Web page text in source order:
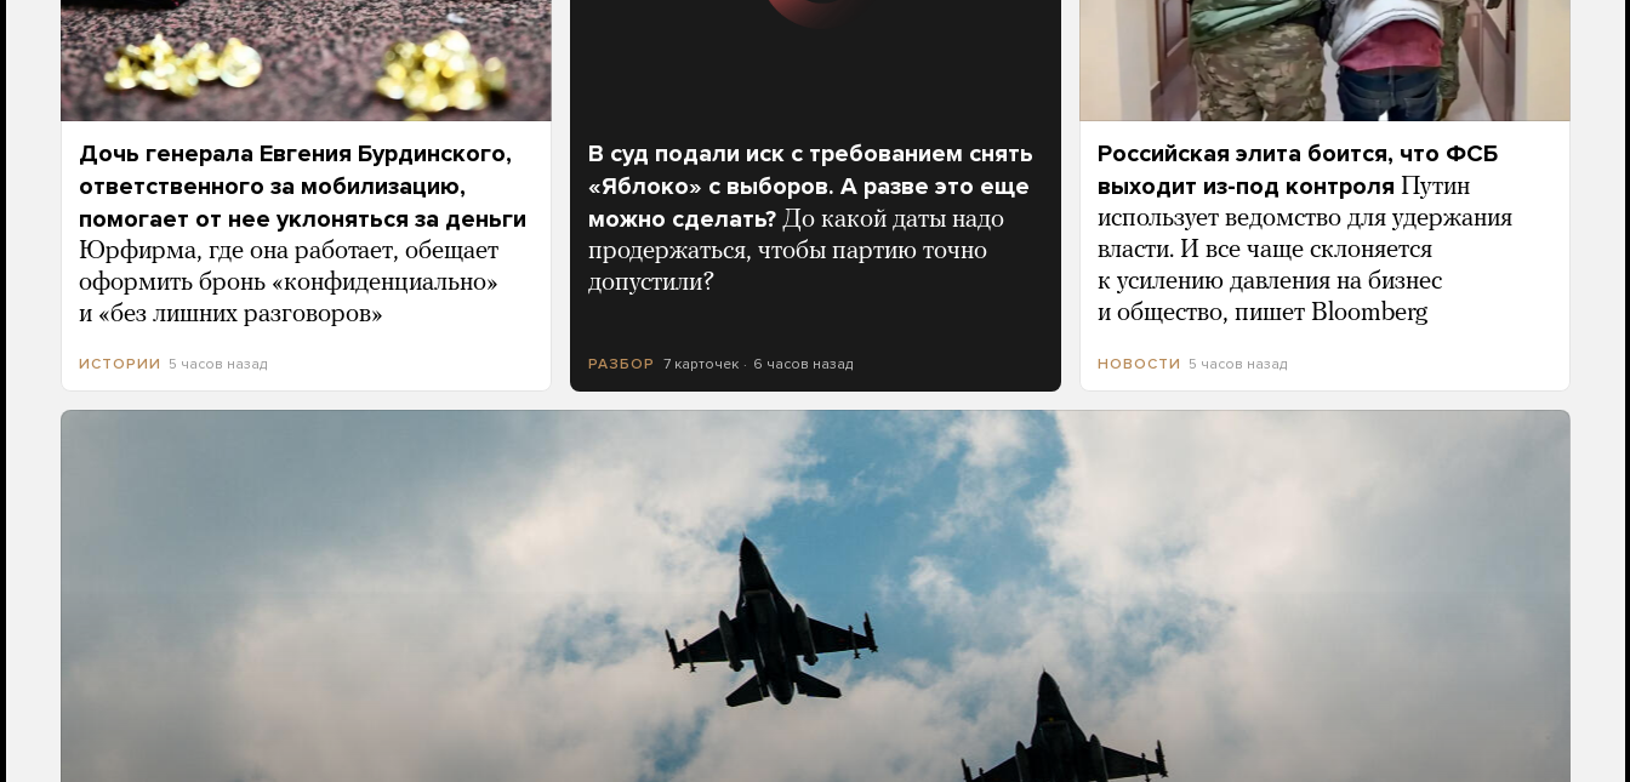
Дочь генерала Евгения Бурдинского,
ответственного за мобилизацию,
помогает от нее уклоняться за деньги
Юрфирма, где она работает, обещает
оформить бронь «конфиденциально»
и «без лишних разговоров»
ИСТОРИИ 5 часов назад
В суд подали иск с требованием снять
«Яблоко» с выборов. А разве это еще
можно сделать? До какой даты надо
продержаться, чтобы партию точно
допустили?
РАЗБОР 7 карточек 6 часов назад
Российская элита боится, что ФСБ
выходит из-под контроля Путин
использует ведомство для удержания
власти. И все чаще склоняется
к усилению давления на бизнес
и общество, пишет Bloomberg
НОВОСТИ 5 часов назад